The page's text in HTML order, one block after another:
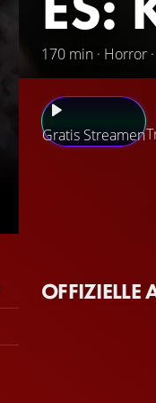
170 min · Horror
Gratis Streamen
Tozier, als sie
zurück nach
auftretenden
OFFIZIELLE